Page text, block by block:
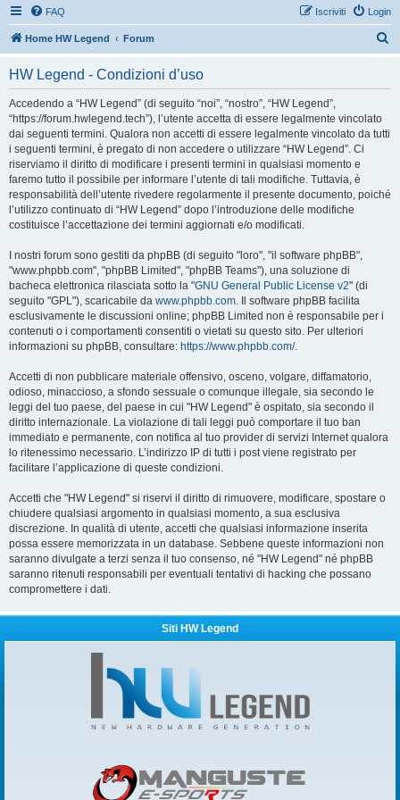
FAQ Login
Iscriviti
Home HW Legend Forum
HW Legend - Condizioni d’uso
Accedendo a “HW Legend” (di seguito “noi”, “nostro”, “HW Legend”,
“https://forum.hwlegend.tech”), l’utente accetta di essere legalmente vincolato
dai seguenti termini. Qualora non accetti di essere legalmente vincolato da tutti
i seguenti termini, è pregato di non accedere o utilizzare “HW Legend”. Ci
riserviamo il diritto di modificare i presenti termini in qualsiasi momento e
faremo tutto il possibile per informare l’utente di tali modifiche. Tuttavia, è
responsabilità dell’utente rivedere regolarmente il presente documento, poiché
l’utilizzo continuato di “HW Legend” dopo l’introduzione delle modifiche
costituisce l’accettazione dei termini aggiornati e/o modificati.
I nostri forum sono gestiti da phpBB (di seguito "loro", "il software phpBB",
"www.phpbb.com", "phpBB Limited", "phpBB Teams"), una soluzione di
bacheca elettronica rilasciata sotto la "GNU General Public License v2" (di
seguito "GPL"), scaricabile da www.phpbb.com. Il software phpBB facilita
esclusivamente le discussioni online; phpBB Limited non è responsabile per i
contenuti o i comportamenti consentiti o vietati su questo sito. Per ulteriori
informazioni su phpBB, consultare: https://www.phpbb.com/.
Accetti di non pubblicare materiale offensivo, osceno, volgare, diffamatorio,
odioso, minaccioso, a sfondo sessuale o comunque illegale, sia secondo le
leggi del tuo paese, del paese in cui "HW Legend" è ospitato, sia secondo il
diritto internazionale. La violazione di tali leggi può comportare il tuo ban
immediato e permanente, con notifica al tuo provider di servizi Internet qualora
lo ritenessimo necessario. L’indirizzo IP di tutti i post viene registrato per
facilitare l’applicazione di queste condizioni.
Accetti che "HW Legend" si riservi il diritto di rimuovere, modificare, spostare o
chiudere qualsiasi argomento in qualsiasi momento, a sua esclusiva
discrezione. In qualità di utente, accetti che qualsiasi informazione inserita
possa essere memorizzata in un database. Sebbene queste informazioni non
saranno divulgate a terzi senza il tuo consenso, né "HW Legend" né phpBB
saranno ritenuti responsabili per eventuali tentativi di hacking che possano
compromettere i dati.
Siti HW Legend